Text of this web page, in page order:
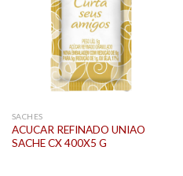
SACHES
ACUCAR REFINADO UNIAO
SACHE CX 400X5 G